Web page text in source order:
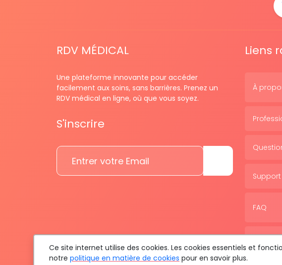
RDV MÉDICAL
Une plateforme innovante pour accéder
facilement aux soins, sans barrières. Prenez un
RDV médical en ligne, où que vous soyez.
S'inscrire
Liens
À
Support
FAQ
Ce site internet utilise des cookies. Les cookies essentiels et
notrepolitique en matière de cookies pour en savoir plus.